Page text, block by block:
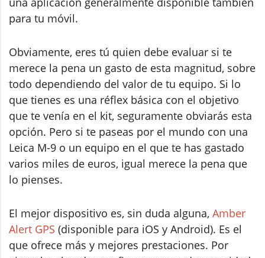
para tu móvil.
Obviamente, eres tú quien debe evaluar si te
merece la pena un gasto de esta magnitud, sobre
todo dependiendo del valor de tu equipo. Si lo
que tienes es una réflex básica con el objetivo
que te venía en el kit, seguramente obviarás esta
opción. Pero si te paseas por el mundo con una
Leica M-9 o un equipo en el que te has gastado
varios miles de euros, igual merece la pena que
lo pienses.
El mejor dispositivo es, sin duda alguna, Amber
Alert GPS (disponible para iOS y Android). Es el
que ofrece más y mejores prestaciones. Por